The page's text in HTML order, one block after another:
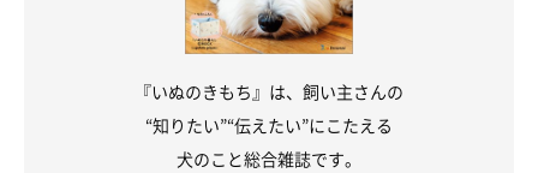
『いぬのきもち』は、飼い主さんの
“知りたい”“伝えたい”にこたえる
犬のこと総合雑誌です。